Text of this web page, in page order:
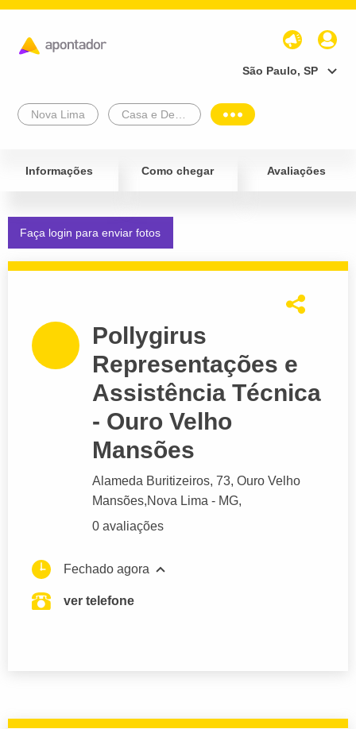
São Paulo, SP
Nova Lima
Informações Como chegar Avaliações
Faça login para enviar fotos
Pollygirus
Representações e
Assistência Técnica
- Ouro Velho
Mansões
Alameda Buritizeiros, 73, Ouro Velho
Mansões,Nova Lima - MG,
0 avaliações
Fechado agora
ver telefone